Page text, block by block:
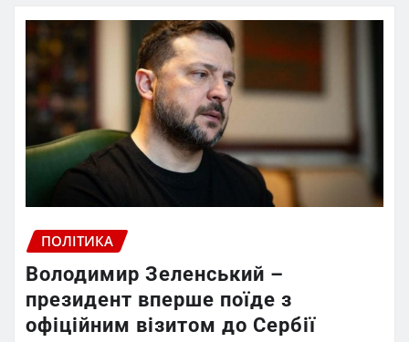
ПОЛІТИКА
Володимир Зеленський –
президент вперше поїде з
офіційним візитом до Сербії